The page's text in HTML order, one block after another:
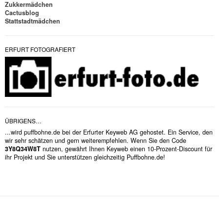
Zukkermädchen
Cactusblog
Stattstadtmädchen
ERFURT FOTOGRAFIERT
ÜBRIGENS…
...wird puffbohne.de bei der Erfurter Keyweb AG gehostet. Ein Service, den
wir sehr schätzen und gern weiterempfehlen. Wenn Sie den Code
3Y8Q34W8T nutzen, gewährt Ihnen Keyweb einen 10-Prozent-Discount für
ihr Projekt und Sie unterstützen gleichzeitig Puffbohne.de!